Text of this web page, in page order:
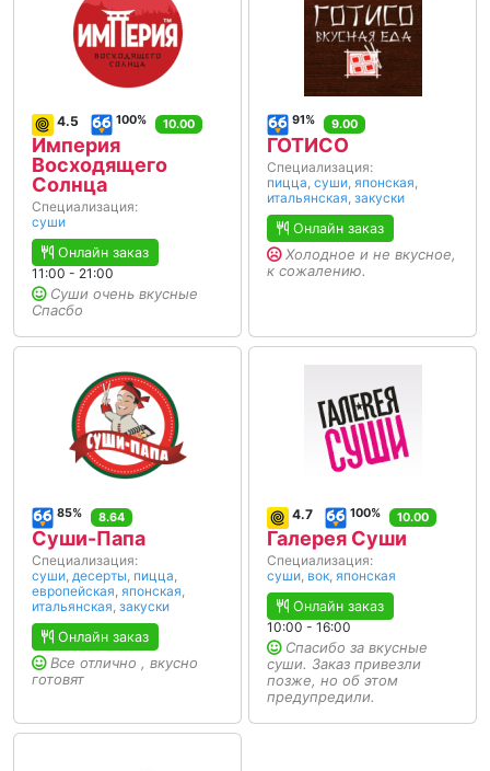
4.5 100% 10.00
Империя
Восходящего
Солнца
Специализация:
суши
Онлайн заказ
11:00 - 21:00
Суши очень вкусные
Спасбо
91% 9.00
ГОТИСО
Специализация:
пицца суши японская
итальянская закуски
Онлайн заказ
Холодное и не вкусное,
к сожалению.
85% 8.64
Суши-Папа
Специализация:
суши десерты пицца
европейская японская
итальянская закуски
Онлайн заказ
Все отлично , вкусно
готовят
4.7 100% 10.00
Галерея Суши
Специализация:
суши вок японская
Онлайн заказ
10:00 - 16:00
Спасибо за вкусные
суши. Заказ привезли
позже, но об этом
предупредили.